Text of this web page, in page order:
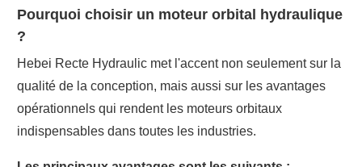
Pourquoi choisir un moteur orbital hydraulique
?
Hebei Recte Hydraulic met l'accent non seulement sur la
qualité de la conception, mais aussi sur les avantages
opérationnels qui rendent les moteurs orbitaux
indispensables dans toutes les industries.